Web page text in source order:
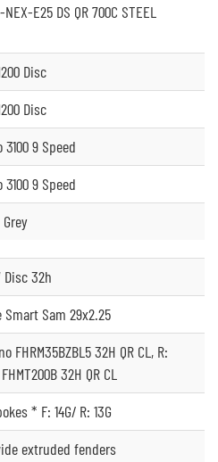
NEX-E25 DS QR 700C STEEL
Disc
Disc
9 Speed
9 Speed
Disc 32h
Smart Sam 29x2.25
FHRM35BZBL5 32H QR CL, R:
32H QR CL
* F: 14G/ R: 13G
extruded fenders